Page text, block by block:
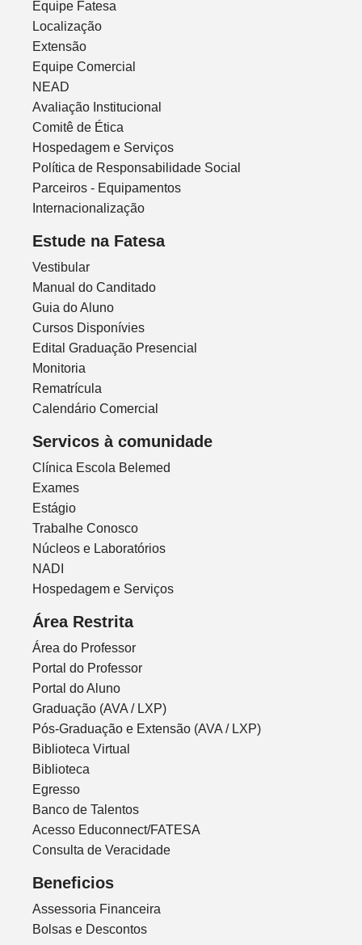
Equipe Fatesa
Localização
Extensão
Equipe Comercial
NEAD
Avaliação Institucional
Comitê de Ética
Hospedagem e Serviços
Política de Responsabilidade Social
Parceiros - Equipamentos
Internacionalização
Estude na Fatesa
Vestibular
Manual do Canditado
Guia do Aluno
Cursos Disponívies
Edital Graduação Presencial
Monitoria
Rematrícula
Calendário Comercial
Servicos à comunidade
Clínica Escola Belemed
Exames
Estágio
Trabalhe Conosco
Núcleos e Laboratórios
NADI
Hospedagem e Serviços
Área Restrita
Área do Professor
Portal do Professor
Portal do Aluno
Graduação (AVA / LXP)
Pós-Graduação e Extensão (AVA / LXP)
Biblioteca Virtual
Biblioteca
Egresso
Banco de Talentos
Acesso Educonnect/FATESA
Consulta de Veracidade
Beneficios
Assessoria Financeira
Bolsas e Descontos